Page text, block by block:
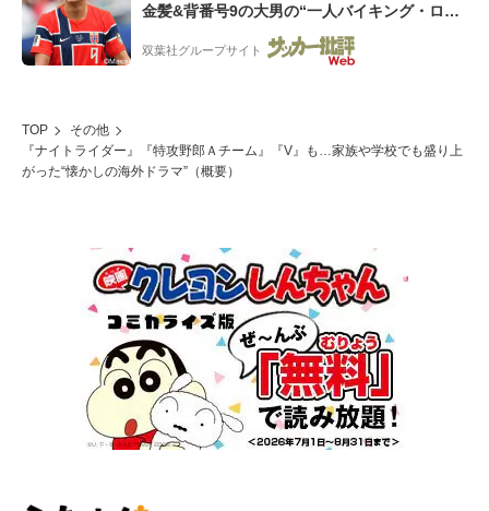
金髪&背番号9の大男の“一人バイキング・ロ
ー”映像が話題!「元気をもらった」
双葉社グループサイト
TOP
その他
『ナイトライダー』『特攻野郎Ａチーム』『V』も…家族や学校でも盛り上
がった“懐かしの海外ドラマ”（概要）